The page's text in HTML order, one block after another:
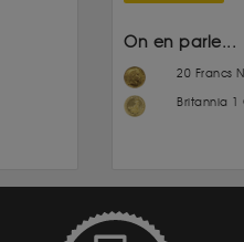
On en parle...
20 Francs
Britannia 1